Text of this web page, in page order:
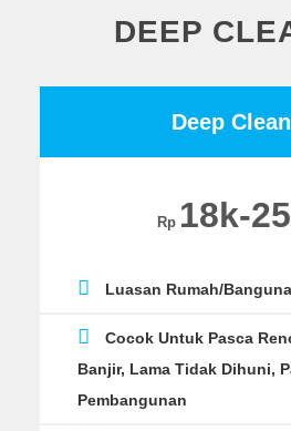
DEEP
Deep
Rp 18k-
Luasan Rumah/
Cocok Untuk Pasca
Banjir, Lama Tidak Dihuni,
Pembangunan